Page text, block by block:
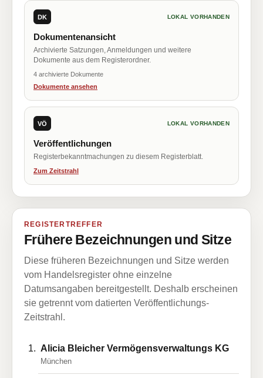
DK LOKAL VORHANDEN
Dokumentenansicht
Archivierte Satzungen, Anmeldungen und weitere
Dokumente aus dem Registerordner.
4 archivierte Dokumente
Dokumente ansehen
VÖ LOKAL VORHANDEN
Veröffentlichungen
Registerbekanntmachungen zu diesem Registerblatt.
Zum Zeitstrahl
REGISTERTREFFER
Frühere Bezeichnungen und Sitze
Diese früheren Bezeichnungen und Sitze werden
vom Handelsregister ohne einzelne
Datumsangaben bereitgestellt. Deshalb erscheinen
sie getrennt vom datierten Veröffentlichungs-
Zeitstrahl.
Alicia Bleicher Vermögensverwaltungs KG
München